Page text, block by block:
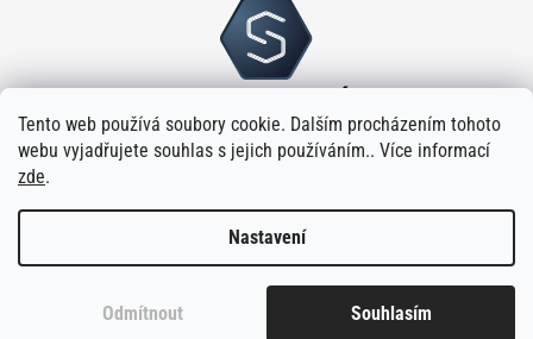
Tento web používá soubory cookie. Dalším procházením tohoto
webu vyjadřujete souhlas s jejich používáním.. Více informací
zde.
Nastavení
Odmítnout Souhlasím
Copyright 2026Sloupský s.r.o. . Všechna práva vyhrazena.